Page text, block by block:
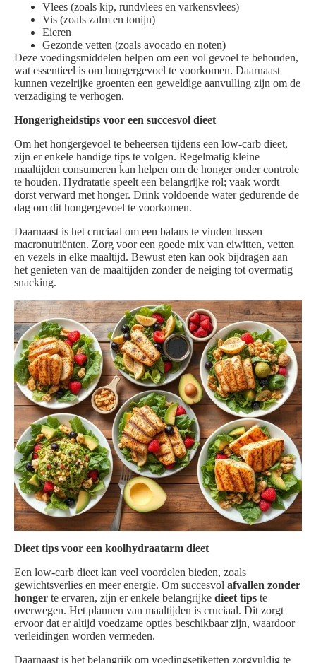
Vlees (zoals kip, rundvlees en varkensvlees)
Vis (zoals zalm en tonijn)
Eieren
Gezonde vetten (zoals avocado en noten)
Deze voedingsmiddelen helpen om een vol gevoel te behouden,
wat essentieel is om hongergevoel te voorkomen. Daarnaast
kunnen vezelrijke groenten een geweldige aanvulling zijn om de
verzadiging te verhogen.
Hongerigheidstips voor een succesvol dieet
Om het hongergevoel te beheersen tijdens een low-carb dieet,
zijn er enkele handige tips te volgen. Regelmatig kleine
maaltijden consumeren kan helpen om de honger onder controle
te houden. Hydratatie speelt een belangrijke rol; vaak wordt
dorst verward met honger. Drink voldoende water gedurende de
dag om dit hongergevoel te voorkomen.
Daarnaast is het cruciaal om een balans te vinden tussen
macronutriënten. Zorg voor een goede mix van eiwitten, vetten
en vezels in elke maaltijd. Bewust eten kan ook bijdragen aan
het genieten van de maaltijden zonder de neiging tot overmatig
snacking.
Dieet tips voor een koolhydraatarm dieet
Een low-carb dieet kan veel voordelen bieden, zoals
gewichtsverlies en meer energie. Om succesvol afvallen zonder
honger te ervaren, zijn er enkele belangrijke dieet tips te
overwegen. Het plannen van maaltijden is cruciaal. Dit zorgt
ervoor dat er altijd voedzame opties beschikbaar zijn, waardoor
verleidingen worden vermeden.
Daarnaast is het belangrijk om voedingsetiketten zorgvuldig te